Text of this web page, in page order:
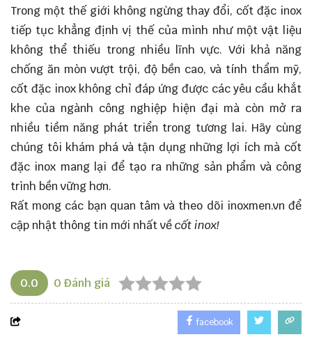
Trong một thế giới không ngừng thay đổi, cốt đặc inox
tiếp tục khẳng định vị thế của mình như một vật liệu
không thể thiếu trong nhiều lĩnh vực. Với khả năng
chống ăn mòn vượt trội, độ bền cao, và tính thẩm mỹ,
cốt đặc inox không chỉ đáp ứng được các yêu cầu khắt
khe của ngành công nghiệp hiện đại mà còn mở ra
nhiều tiềm năng phát triển trong tương lai. Hãy cùng
chúng tôi khám phá và tận dụng những lợi ích mà cốt
đặc inox mang lại để tạo ra những sản phẩm và công
trình bền vững hơn.
Rất mong các bạn quan tâm và theo dõi inoxmen.vn để
cập nhật thông tin mới nhất vềcốt inox!
0.0 0 Đánh giá
facebook